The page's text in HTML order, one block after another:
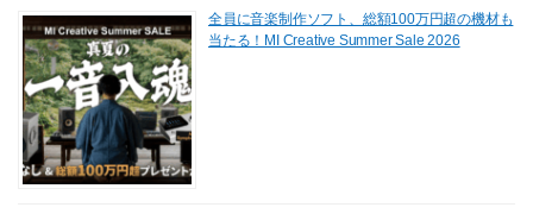
全員に音楽制作ソフト、総額100万円超の機材も
当たる！MI Creative Summer Sale 2026